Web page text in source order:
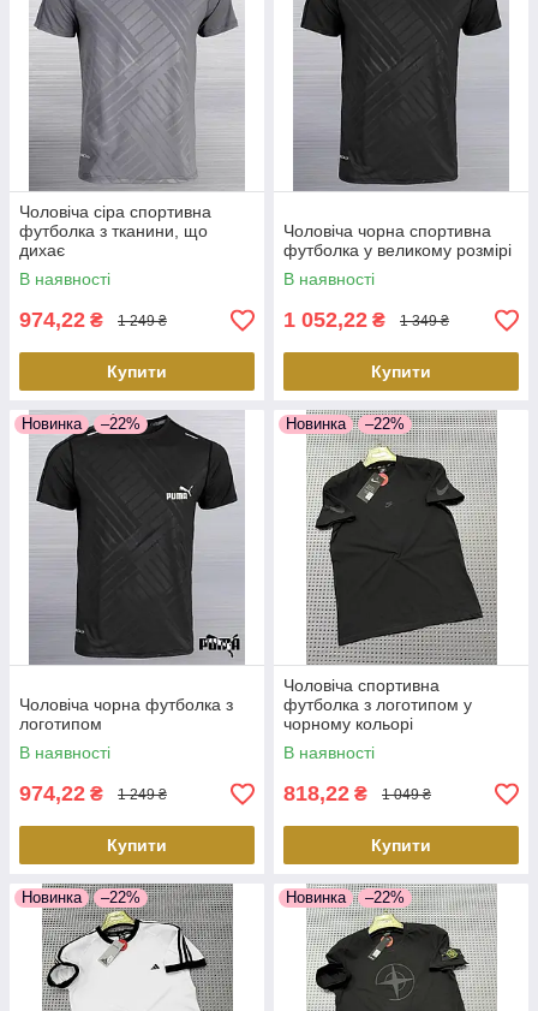
Чоловіча сіра спортивна
футболка з тканини, що
дихає
В наявності
974,22 ₴ 1 249 ₴
Купити
Чоловіча чорна спортивна
футболка у великому розмірі
В наявності
1 052,22 ₴ 1 349 ₴
Купити
Новинка –22%
Чоловіча чорна футболка з
логотипом
В наявності
974,22 ₴ 1 249 ₴
Купити
Новинка –22%
Чоловіча спортивна
футболка з логотипом у
чорному кольорі
В наявності
818,22 ₴ 1 049 ₴
Купити
Новинка –22% Новинка –22%